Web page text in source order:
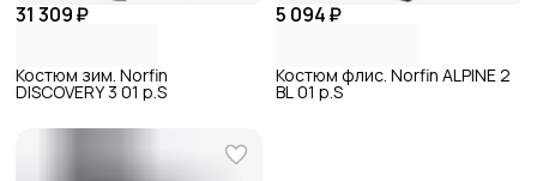
31 309 ₽
Костюм зим. Norfin
DISCOVERY 3 01 р.S
5 094 ₽
Костюм флис. Norfin ALPINE 2
BL 01 р.S